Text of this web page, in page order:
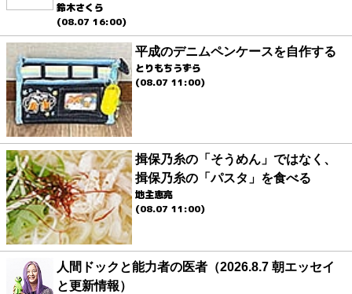
鈴木さくら
(08.07 16:00)
平成のデニムペンケースを自作する
とりもちうずら
(08.07 11:00)
揖保乃糸の「そうめん」ではなく、
揖保乃糸の「パスタ」を食べる
地主恵亮
(08.07 11:00)
人間ドックと能力者の医者（2026.8.7 朝エッセイ
と更新情報）